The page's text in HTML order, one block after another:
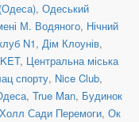
, Одеський
М. Водяного, Нічний
N1, Дім Клоунів,
, Центральна міська
спорту, Nice Club,
, True Man, Будинок
Сади Перемоги, Ок